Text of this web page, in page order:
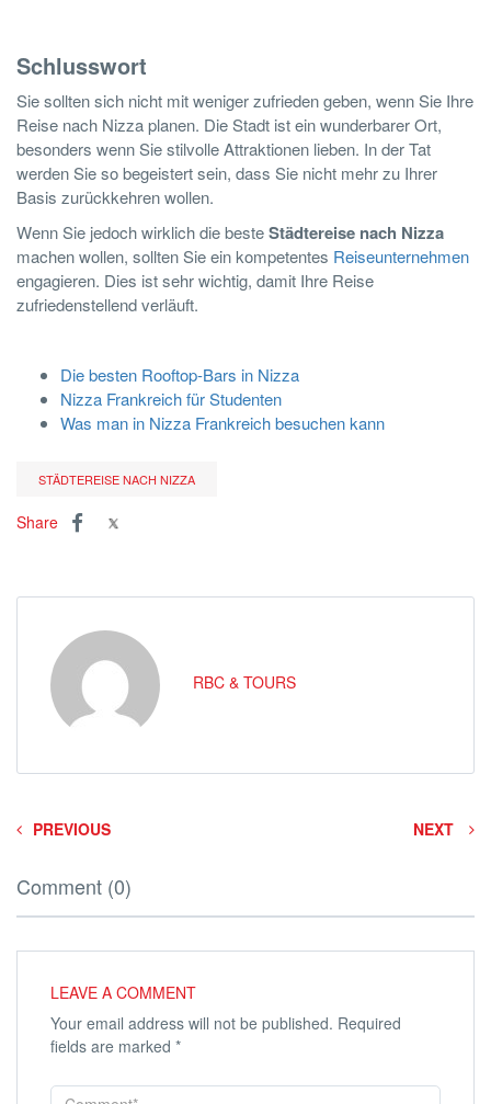
Schlusswort
Sie sollten sich nicht mit weniger zufrieden geben, wenn Sie Ihre
Reise nach Nizza planen. Die Stadt ist ein wunderbarer Ort,
besonders wenn Sie stilvolle Attraktionen lieben. In der Tat
werden Sie so begeistert sein, dass Sie nicht mehr zu Ihrer
Basis zurückkehren wollen.
Wenn Sie jedoch wirklich die besteStädtereise nach Nizza
machen wollen, sollten Sie ein kompetentes Reiseunternehmen
engagieren. Dies ist sehr wichtig, damit Ihre Reise
zufriedenstellend verläuft.
Die besten Rooftop-Bars in Nizza
Nizza Frankreich für Studenten
Was man in Nizza Frankreich besuchen kann
STÄDTEREISE NACH NIZZA
Share
RBC & TOURS
PREVIOUS NEXT
Comment (0)
LEAVE A COMMENT
Your email address will not be published. Required
fields are marked *